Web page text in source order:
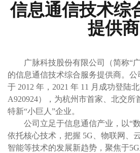
信息通信技术综
提供商
广脉科技股份有限公司（简称“
的信息通信技术综合服务提供商。
于 2012 年，2021 年 11 月成功登陆
A920924），为杭州市首家、北交所
特新“小巨人”企业。
公司立足于信息通信产业，以“
依托核心技术，把握 5G、物联网、
智能等技术的发展新趋势，聚焦于